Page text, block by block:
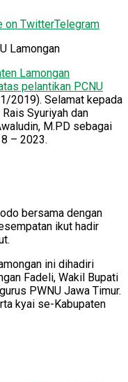
on TwitterTelegram
Lamongan
Lamongan
pelantikan PCNU
2019). Selamat kepada
Syuriyah dan
M.PD sebagai
– 2023.
bersama dengan
ikut hadir
ini dihadiri
Fadeli, Wakil Bupati
PWNU Jawa Timur.
kyai se-Kabupaten